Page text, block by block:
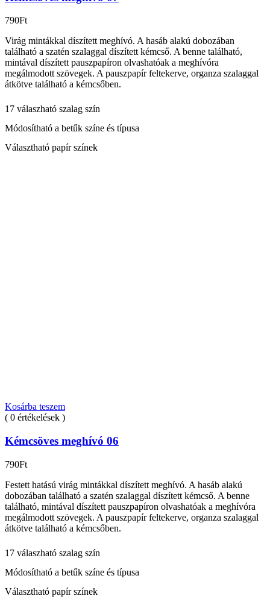
790Ft
Virág mintákkal díszített meghívó. A hasáb alakú dobozában
található a szatén szalaggal díszített kémcső. A benne található,
mintával díszített pauszpapíron olvashatóak a meghívóra
megálmodott szövegek. A pauszpapír feltekerve, organza szalaggal
átkötve található a kémcsőben.
17 válaszható szalag szín
Módosítható a betűk színe és típusa
Választható papír színek
Kosárba teszem
( 0 értékelések )
Kémcsöves meghívó 06
790Ft
Festett hatású virág mintákkal díszített meghívó. A hasáb alakú
dobozában található a szatén szalaggal díszített kémcső. A benne
található, mintával díszített pauszpapíron olvashatóak a meghívóra
megálmodott szövegek. A pauszpapír feltekerve, organza szalaggal
átkötve található a kémcsőben.
17 válaszható szalag szín
Módosítható a betűk színe és típusa
Választható papír színek